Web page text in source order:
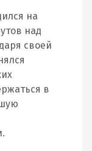
на
над
своей
в